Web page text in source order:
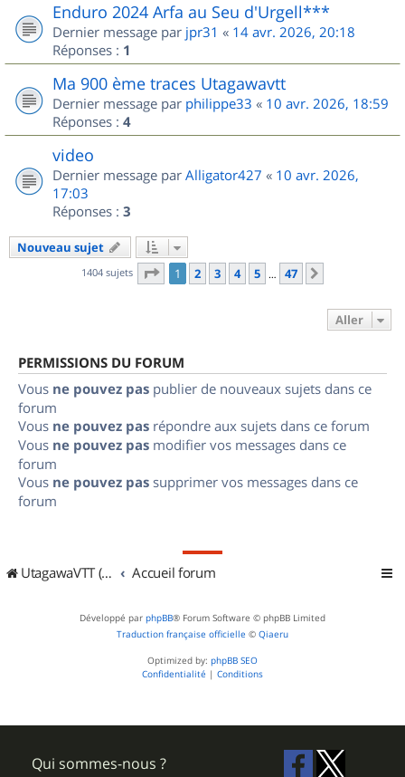
Enduro 2024 Arfa au Seu d'Urgell***
Dernier message par jpr31 « 14 avr. 2026, 20:18
Réponses : 1
Ma 900 ème traces Utagawavtt
Dernier message par philippe33 « 10 avr. 2026, 18:59
Réponses : 4
video
Dernier message par Alligator427 « 10 avr. 2026,
17:03
Réponses : 3
Nouveau sujet
1404 sujets Page 1sur
1 2 3 4 5 … 47
Aller
PERMISSIONS DU FORUM
Vous ne pouvez pas publier de nouveaux sujets dans ce
forum
Vous ne pouvez pas répondre aux sujets dans ce forum
Vous ne pouvez pas modifier vos messages dans ce
forum
Vous ne pouvez pas supprimer vos messages dans ce
forum
UtagawaVTT (Randos VTT et VTTAE avec traces GPS) Accueil forum
Développé par phpBB® Forum Software © phpBB Limited
Traduction française officielle © Qiaeru
Optimized by: phpBB SEO
Confidentialité | Conditions
Qui sommes-nous ?